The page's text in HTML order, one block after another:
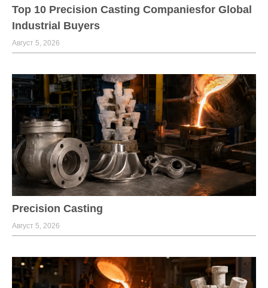
Top 10 Precision Casting Companiesfor Global
Industrial Buyers
Август 5, 2026
Precision Casting
Август 5, 2026